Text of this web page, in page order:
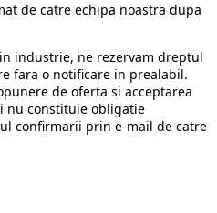
de catre echipa noastra dupa
industrie, ne rezervam dreptul
fara o notificare in prealabil.
de oferta si acceptarea
nu constituie obligatie
confirmarii prin e-mail de catre